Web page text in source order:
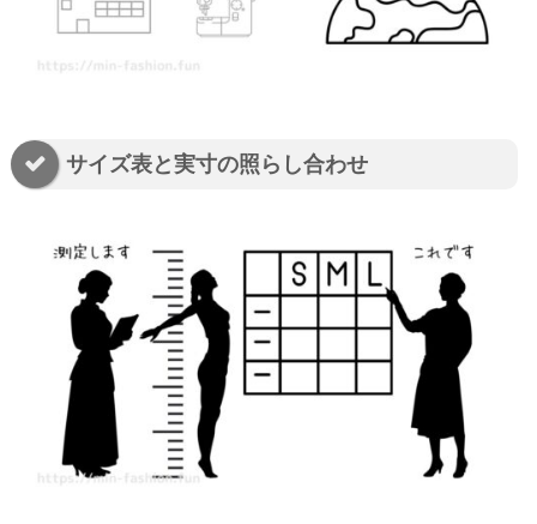
サイズ表と実寸の照らし合わせ